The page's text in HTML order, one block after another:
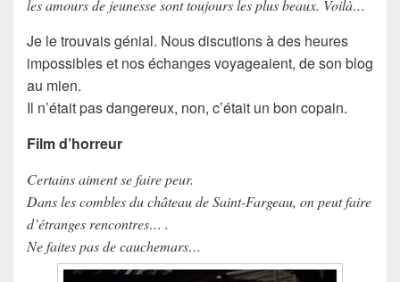
les amours de jeunesse sont toujours les plus beaux. Voilà…
Je le trouvais génial. Nous discutions à des heures
impossibles et nos échanges voyageaient, de son blog
au mien.
Il n’était pas dangereux, non, c’était un bon copain.
Film d’horreur
Certains aiment se faire peur.
Dans les combles du château de Saint-Fargeau, on peut faire
d’étranges rencontres… .
Ne faites pas de cauchemars…